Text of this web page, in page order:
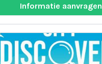
Informatie aanvragen